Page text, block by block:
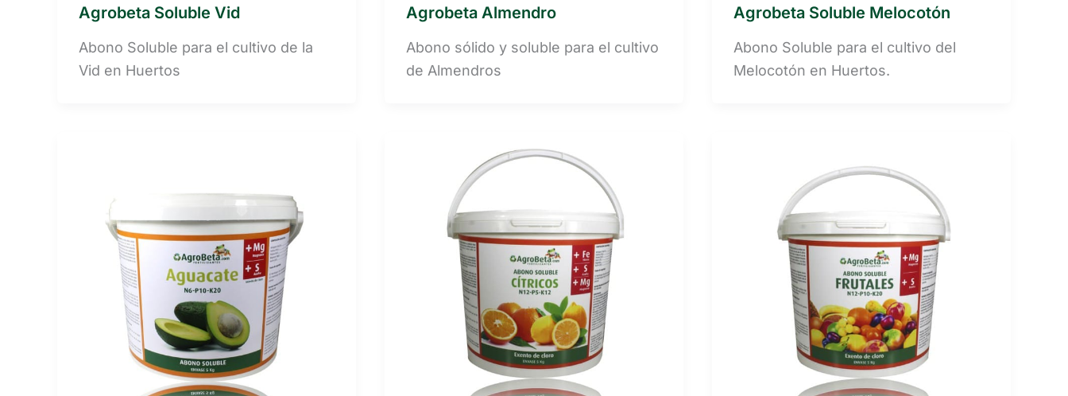
Agrobeta Soluble Vid
Abono Soluble para el cultivo de la
Vid en Huertos
Agrobeta Almendro
Abono sólido y soluble para el cultivo
de Almendros
Agrobeta Soluble Melocotón
Abono Soluble para el cultivo del
Melocotón en Huertos.